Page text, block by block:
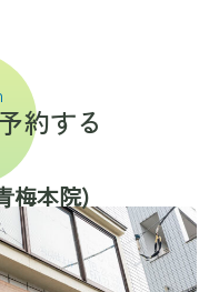
約する
梅本院)